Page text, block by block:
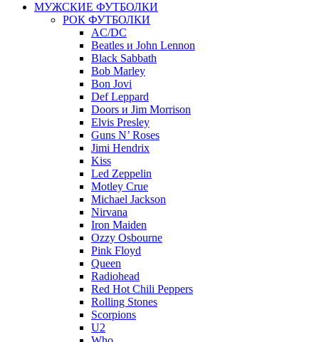
МУЖСКИЕ ФУТБОЛКИ
РОК ФУТБОЛКИ
AC/DC
Beatles и John Lennon
Black Sabbath
Bob Marley
Bon Jovi
Def Leppard
Doors и Jim Morrison
Elvis Presley
Guns N’ Roses
Jimi Hendrix
Kiss
Led Zeppelin
Motley Crue
Michael Jackson
Nirvana
Iron Maiden
Ozzy Osbourne
Pink Floyd
Queen
Radiohead
Red Hot Chili Peppers
Rolling Stones
Scorpions
U2